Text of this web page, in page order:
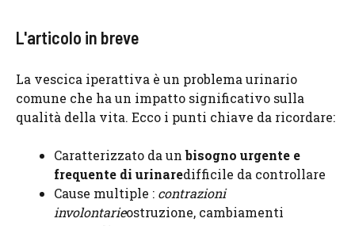
L'articolo in breve
La vescica iperattiva è un problema urinario
comune che ha un impatto significativo sulla
qualità della vita. Ecco i punti chiave da ricordare:
Caratterizzato da unbisogno urgente e
frequente di urinaredifficile da controllare
Cause multiple : contrazioni
involontarieostruzione, cambiamenti